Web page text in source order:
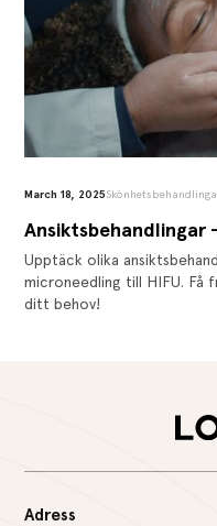
March 18, 2025
Ansiktsbehandlingar
Upptäck olika
microneedling till HIFU. Få
ditt behov!
Adress